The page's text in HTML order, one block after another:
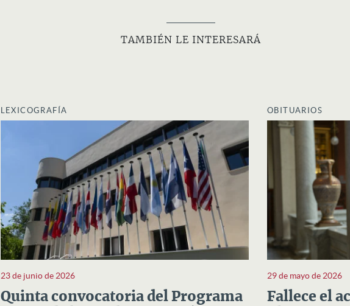
TAMBIÉN LE INTERESARÁ
LEXICOGRAFÍA
23 de junio de 2026
Quinta convocatoria del Programa
OBITUARIOS
29 de mayo de 2026
Fallece el